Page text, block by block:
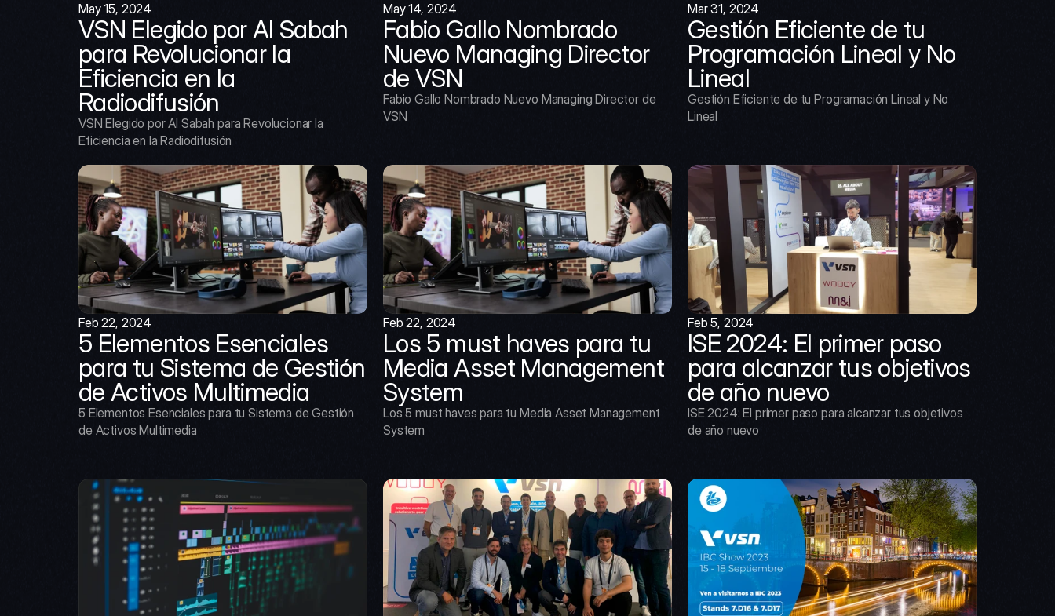
May 15, 2024
VSN Elegido por Al Sabah
para Revolucionar la
Eficiencia en la
Radiodifusión
VSN Elegido por Al Sabah para Revolucionar la
Eficiencia en la Radiodifusión
May 14, 2024
Fabio Gallo Nombrado
Nuevo Managing Director
de VSN
Fabio Gallo Nombrado Nuevo Managing Director de
VSN
Mar 31, 2024
Gestión Eficiente de tu
Programación Lineal y No
Lineal
Gestión Eficiente de tu Programación Lineal y No
Lineal
Feb 22, 2024
5 Elementos Esenciales
para tu Sistema de Gestión
de Activos Multimedia
5 Elementos Esenciales para tu Sistema de Gestión
de Activos Multimedia
Feb 22, 2024
Los 5 must haves para tu
Media Asset Management
System
Los 5 must haves para tu Media Asset Management
System
Feb 5, 2024
ISE 2024: El primer paso
para alcanzar tus objetivos
de año nuevo
ISE 2024: El primer paso para alcanzar tus objetivos
de año nuevo